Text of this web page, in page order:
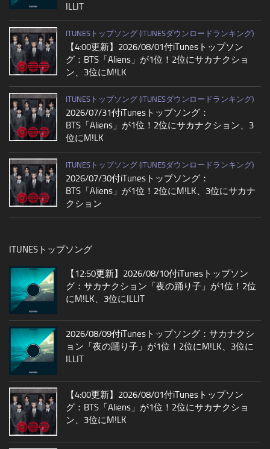
ILLIT
ITUNESトップソング (ITUNESダウンロードランキング)
【4:00更新】2026/08/01付iTunesトップソン
グ：BTS「Aliens」が1位！2位にサカナクショ
ン、3位にM!LK
ITUNESトップソング (ITUNESダウンロードランキング)
2026/07/31付iTunesトップソング：
BTS「Aliens」が1位！2位にサカナクション、3
位にM!LK
ITUNESトップソング (ITUNESダウンロードランキング)
2026/07/30付iTunesトップソング：
BTS「Aliens」が1位！2位にM!LK、3位にサカナ
クション
ITUNESトップソング
【12:50更新】2026/08/10付iTunesトップソン
グ：サカナクション「夜の踊り子」が1位！2位
にM!LK、3位にILLIT
2026/08/09付iTunesトップソング：サカナクシ
ョン「夜の踊り子」が1位！2位にM!LK、3位に
ILLIT
【4:00更新】2026/08/01付iTunesトップソン
グ：BTS「Aliens」が1位！2位にサカナクショ
ン、3位にM!LK